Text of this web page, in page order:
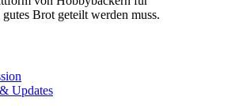
Brot geteilt werden muss.
Updates